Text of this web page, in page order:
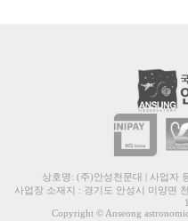
상호명: (주)안성천문대 | 사업자
사업장 소재지 : 경기도 안성시 미양면
Copyright © Anseong